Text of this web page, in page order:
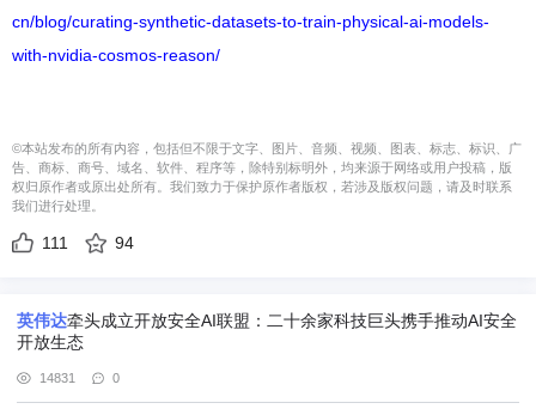
cn/blog/curating-synthetic-datasets-to-train-physical-ai-models-
with-nvidia-cosmos-reason/
©本站发布的所有内容，包括但不限于文字、图片、音频、视频、图表、标志、标识、广
告、商标、商号、域名、软件、程序等，除特别标明外，均来源于网络或用户投稿，版
权归原作者或原出处所有。我们致力于保护原作者版权，若涉及版权问题，请及时联系
我们进行处理。
111 94
英伟达牵头成立开放安全AI联盟：二十余家科技巨头携手推动AI安全
开放生态
14831 0